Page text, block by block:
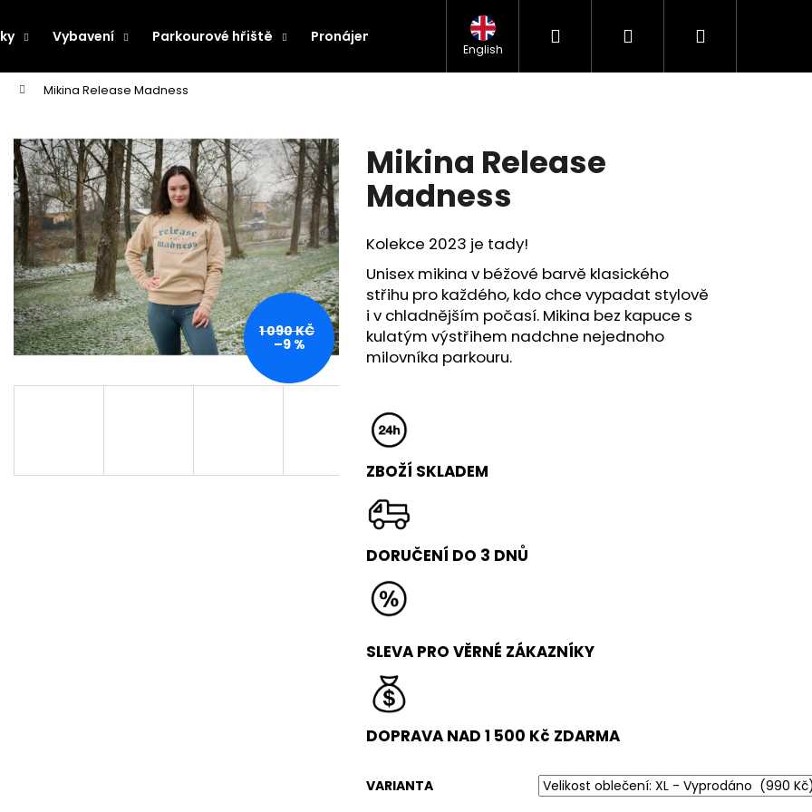
Vybavení Parkourové hřiště Pronájem překážek Kontakt Obchodní podmínky FAQ
English
Hledat PřihlášeníNákupní
Mikina Release Madness
Mikina Release
Madness
Kolekce 2023 je tady!
Unisex mikina v béžové barvě klasického
střihu pro každého, kdo chce vypadat stylově
i v chladnějším počasí. Mikina bez kapuce s
kulatým výstřihem nadchne nejednoho
milovníka parkouru.
ZBOŽÍ SKLADEM
DORUČENÍ DO 3 DNŮ
SLEVA PRO VĚRNÉ ZÁKAZNÍKY
DOPRAVA NAD 1 500 Kč ZDARMA
VARIANTA
1 090 KČ
–9 %
Co potřebujete najít?
HLEDAT
Doporučujeme
18 490 Kč